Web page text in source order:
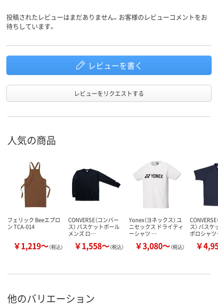
投稿されたレビューはまだありません。お客様のレビューコメントをお
待ちしています。
レビューを書く
レビューをリクエストする
人気の商品
フェリック Beeエプロ
ン TCA-014
￥1,219～（税込）
CONVERSE（コンバー
ス） バスケットボール
メンズ ロ…
￥1,558～（税込）
Yonex（ヨネックス） ユ
ニセックス ドライティ
ーシャツ …
￥3,080～（税込）
ス） バス
ポロシャ
￥
他のバリエーション